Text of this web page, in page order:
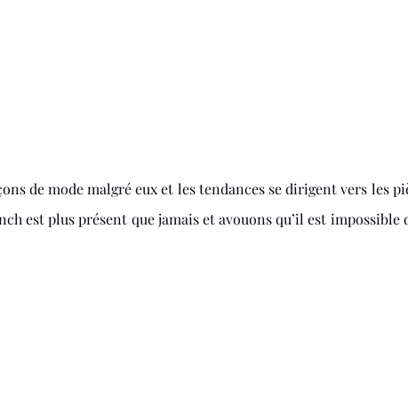
de mode malgré eux et les tendances se dirigent vers les
est plus présent que jamais et avouons qu’il est impossible